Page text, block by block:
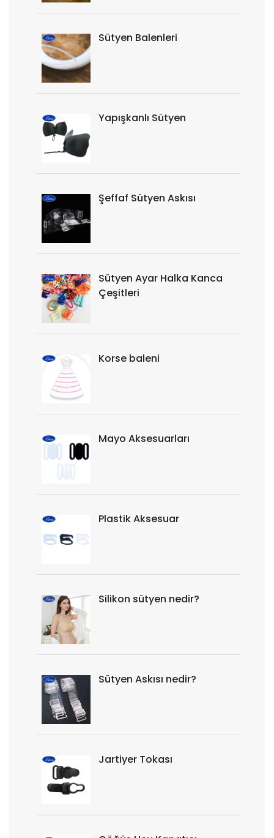
Sütyen Balenleri
Yapışkanlı Sütyen
Şeffaf Sütyen Askısı
Sütyen Ayar Halka Kanca
Çeşitleri
Korse baleni
Mayo Aksesuarları
Plastik Aksesuar
Silikon sütyen nedir?
Sütyen Askısı nedir?
Jartiyer Tokası